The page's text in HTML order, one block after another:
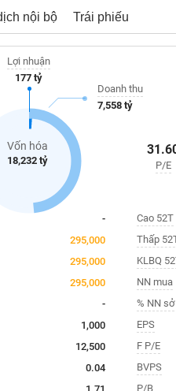
nội bộ Trái phiếu
Vốn hóa
18,232 tỷ
Lợi nhuận
177 tỷ
Doanh thu
7,558 tỷ
P/E
-
295,000
295,000
295,000
-
1,000
12,500
0.04
1.71
Cao 52T
Thấp
KLBQ
NN mua
% NN
EPS
F P/E
BVPS
P/B